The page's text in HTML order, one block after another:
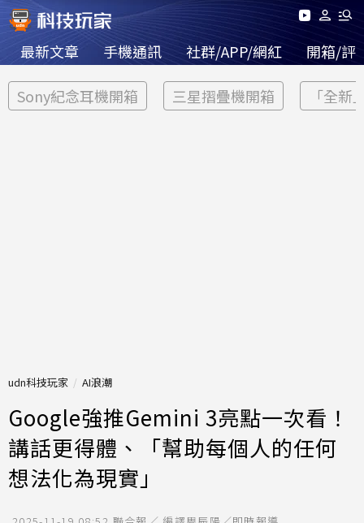
最新文章 手機通訊 社群/APP/網紅 開箱/評
Sony紀念耳機開箱 三星摺疊機開箱 「全新
udn科技玩家 AI浪潮
Google強推Gemini 3亮點一次看！
講話更得體、「幫助每個人的任何
想法化為現實」